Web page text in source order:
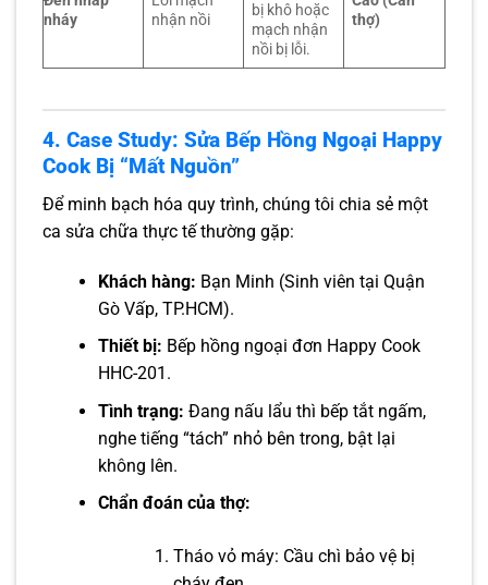
nháy
nhận nồi
bị khô hoặc
mạch nhận
nồi bị lỗi.
thợ)
4. Case Study: Sửa Bếp Hồng Ngoại Happy
Cook Bị “Mất Nguồn”
Để minh bạch hóa quy trình, chúng tôi chia sẻ một
ca sửa chữa thực tế thường gặp:
Khách hàng: Bạn Minh (Sinh viên tại Quận
Gò Vấp, TP.HCM).
Thiết bị: Bếp hồng ngoại đơn Happy Cook
HHC-201.
Tình trạng: Đang nấu lẩu thì bếp tắt ngấm,
nghe tiếng “tách” nhỏ bên trong, bật lại
không lên.
Chẩn đoán của thợ:
Tháo vỏ máy: Cầu chì bảo vệ bị